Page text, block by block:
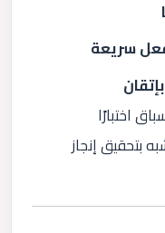
سريعة
اختبارًا
بتحقيق إنجاز